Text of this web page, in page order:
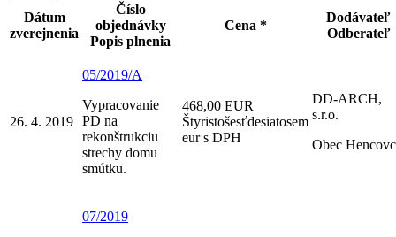
Dátum
zverejnenia
Číslo
objednávky
Popis plnenia
Cena *
Dodávateľ
Odberateľ
26. 4. 2019
05/2019/A
Vypracovanie
PD na
rekonštrukciu
strechy domu
smútku.
468,00 EUR
Štyristošesťdesiatosem
eur s DPH
DD-ARCH,
s.r.o.
Obec
07/2019